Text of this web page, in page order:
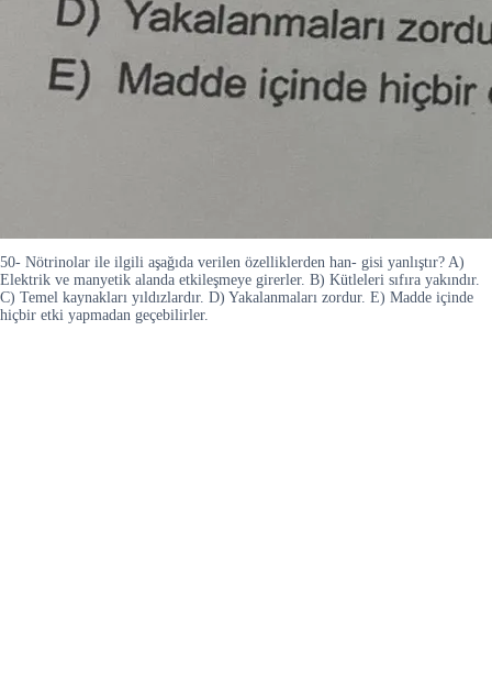
50- Nötrinolar ile ilgili aşağıda verilen özelliklerden han- gisi yanlıştır? A)
Elektrik ve manyetik alanda etkileşmeye girerler. B) Kütleleri sıfıra yakındır.
C) Temel kaynakları yıldızlardır. D) Yakalanmaları zordur. E) Madde içinde
hiçbir etki yapmadan geçebilirler.